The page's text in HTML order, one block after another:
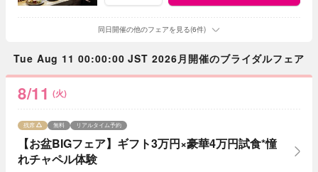
同日開催の他のフェアを見る(6件)
Tue Aug 11 00:00:00 JST 2026月開催のブライダルフェア
8/11 (火)
【お盆BIGフェア】ギフト3万円×豪華4万円試食*憧
れチャペル体験
残席 無料 リアルタイム予約